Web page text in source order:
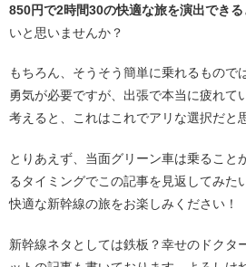
850円で2時間30の快適な旅を演出できる
いと思いませんか？
もちろん、そうそう簡単に乗れるもので
勇気が必要ですが、出張で本当に疲れて
考えると、これはこれでアリな選択だと
とりあえず、当面グリーン車は乗ること
るタイミングでこの記事を見返してみた
快適な新幹線の旅をお楽しみください！
新幹線ネタとしては鉄板？幸せのドクタ